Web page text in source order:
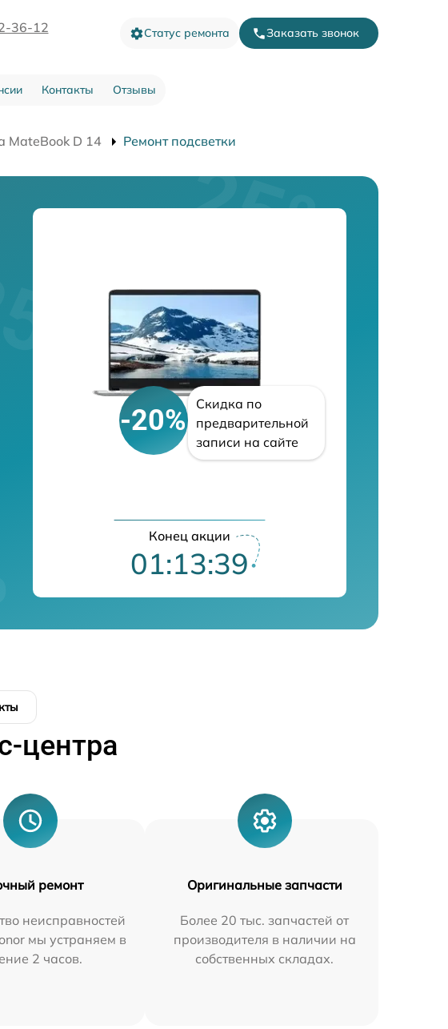
36-12 Статус ремонта Заказать звонок
Контакты Отзывы
MateBook D 14 Ремонт подсветки
-20%
Скидка по
предварительной
записи на сайте
Конец акции
01:13:39
центра
ремонт
неисправностей
мы устраняем в
2 часов.
Оригинальные запчасти
Более 20 тыс. запчастей от
производителя в наличии на
собственных складах.